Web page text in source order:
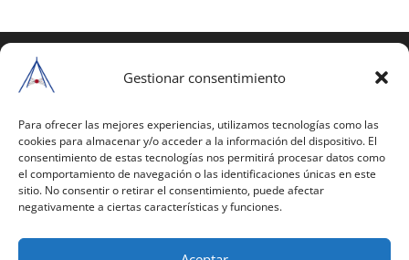
Gestionar consentimiento
Para ofrecer las mejores experiencias, utilizamos tecnologías como las
cookies para almacenar y/o acceder a la información del dispositivo. El
consentimiento de estas tecnologías nos permitirá procesar datos como
el comportamiento de navegación o las identificaciones únicas en este
sitio. No consentir o retirar el consentimiento, puede afectar
negativamente a ciertas características y funciones.
reservados
estas páginas o parte de ellas, necesita pedir
autorización por escrito a Mario Gil Sánchez.
Todos los instrumentales están PATENTADOS.
Web inaugurada en 2002 (última actualización en